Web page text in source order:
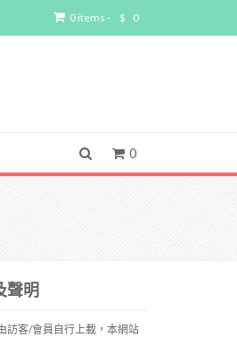
0 items - $ 0
0
聲明
訪客/會員自行上載，本網站